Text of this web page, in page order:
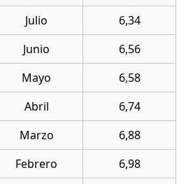
Julio
6,34
Junio
6,56
Mayo
6,58
Abril
6,74
Marzo
6,88
Febrero
6,98